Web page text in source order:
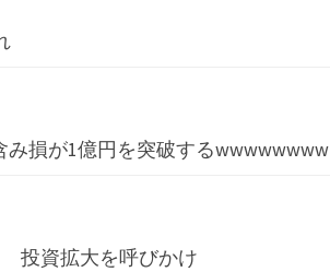
み損が1億円を突破するwwwwwwww
投資拡大を呼びかけ